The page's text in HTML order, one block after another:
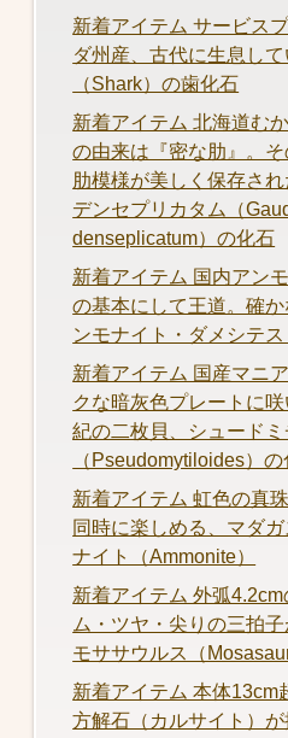
新着アイテム サービス
ダ州産、古代に生息し
（Shark）の歯化石
新着アイテム 北海道む
の由来は『密な肋』。
肋模様が美しく保存さ
デンセプリカタム（
denseplicatum）の化石
新着アイテム 国内アン
の基本にして王道。確
ンモナイト・ダメシテス
新着アイテム 国産マニ
クな暗灰色プレートに
紀の二枚貝、シュード
（Pseudomytiloides）
新着アイテム 虹色の真
同時に楽しめる、マダ
ナイト（Ammonite）
新着アイテム 外弧
ム・ツヤ・尖りの三拍子
モササウルス（
新着アイテム 本体13cm
方解石（カルサイト）